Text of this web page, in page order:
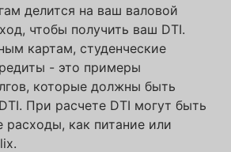
делится на ваш валовой
чтобы получить ваш DTI.
картам, студенческие
- это примеры
которые должны быть
При расчете DTI могут быть
расходы, как питание или